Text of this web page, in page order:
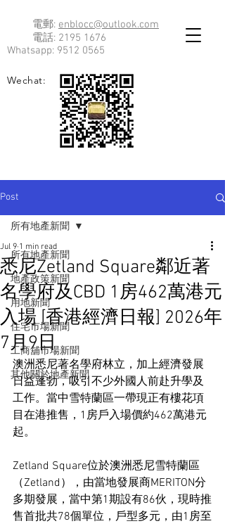
電郵: enblocc@outlook.com
電話: 2195 1676
Whatsapp: 9512 0565
Wechat:
Post
所有地產新聞
地產政策新聞
用地新聞
住宅市場新聞
工商舖市場新聞
其他關於地產新聞
所有地產新聞
悉尼Zetland Square鄰近著
名學府及CBD 1房462萬港元
入場 [香港經濟日報] 2026年
7月9日
Jul 9 1 min read
澳洲悉尼著名學府林立，加上經濟發展
日益蓬勃，吸引不少外國人前赴升學及
工作。當中雪特蘭區一帶現正有樓花項
目在港推售，1房戶入場價約462萬港元
起。
Zetland Square位於澳洲悉尼雪特蘭區
（Zetland），由當地發展商MERITON分
多期發展，當中第1期設有86伙，現時推
售首批共78個單位，戶型多元，由1房至